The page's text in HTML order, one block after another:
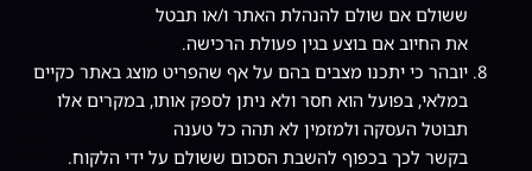
ששולם אם שולם להנהלת האתר ו/או תבטל
את החיוב אם בוצע בגין פעולת הרכישה.
יובהר כי יתכנו מצבים בהם על אף שהפריט מוצג באתר כקיים
במלאי, בפועל הוא חסר ולא ניתן לספק אותו, במקרים אלו
תבוטל העסקה ולמזמין לא תהה כל טענה
בקשר לכך בכפוף להשבת הסכום ששולם על ידי הלקוח.